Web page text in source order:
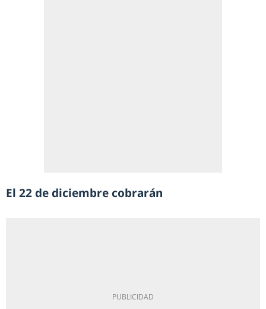
El 22 de diciembre cobrarán